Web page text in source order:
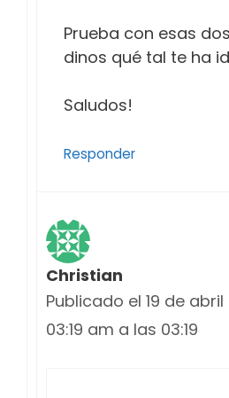
Prueba con esas
dinos qué tal te ha
Saludos!
Responder
Christian
Publicado el 19 de
03:19 am a las 03:19